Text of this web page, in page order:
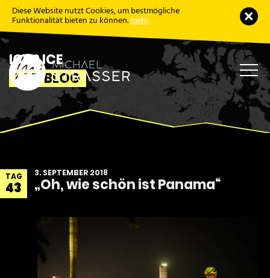
Diese Website nutzt Cookies, um bestmögliche
Funktionalität bieten zu können.mehr
ICE 2 ICE
LIVE BLOG
3. SEPTEMBER 2018
TAG
43 „Oh, wie schön ist Panama“